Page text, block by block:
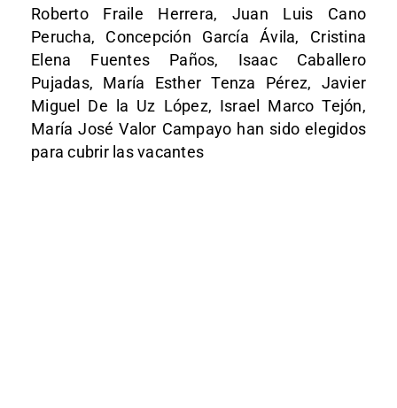
Roberto Fraile Herrera, Juan Luis Cano
Perucha, Concepción García Ávila, Cristina
Elena Fuentes Paños, Isaac Caballero
Pujadas, María Esther Tenza Pérez, Javier
Miguel De la Uz López, Israel Marco Tejón,
María José Valor Campayo han sido elegidos
para cubrir las vacantes